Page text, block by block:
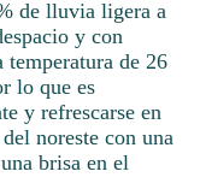
de lluvia ligera a
y con
temperatura de 26
lo que es
y refrescarse en
noreste con una
brisa en el